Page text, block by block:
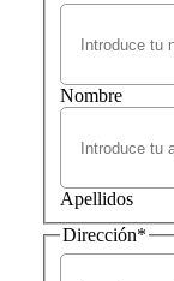
Nombre
Apellidos
Dirección*